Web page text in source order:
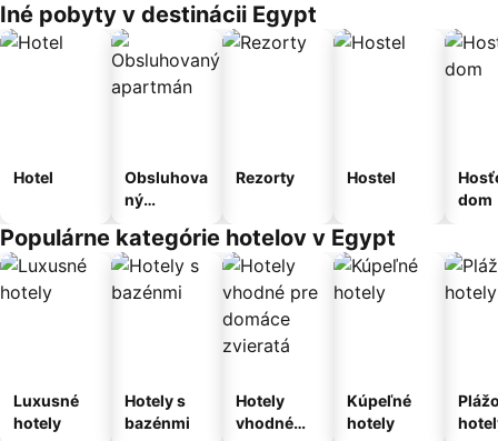
Iné pobyty v destinácii Egypt
Hotel
Obsluhova
ný
Rezorty Hostel
dom
Populárne kategórie hotelov v Egypt
Luxusné
hotely
Hotely s
bazénmi
Hotely
vhodné
Kúpeľné
hotely